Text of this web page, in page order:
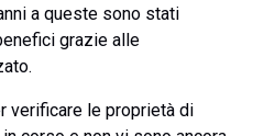
a queste sono stati
grazie alle
verificare le proprietà di